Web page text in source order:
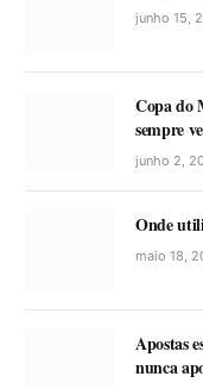
junho 15,
Copa do
sempre
junho 2,
Onde
maio 18,
Apostas
nunca